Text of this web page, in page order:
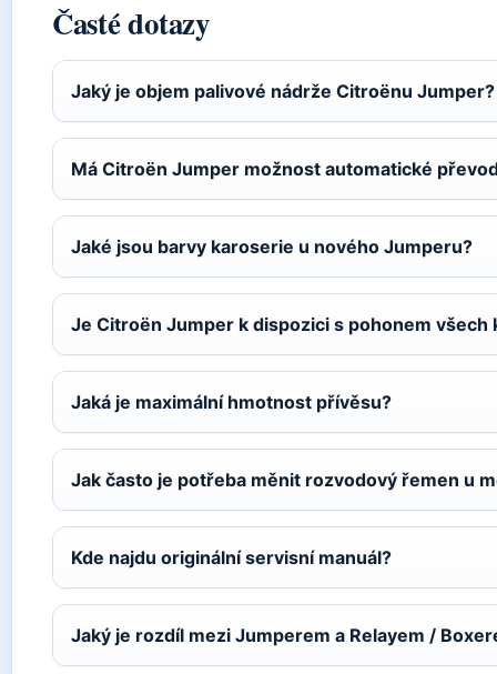
Časté dotazy
Jaký je objem palivové nádrže Citroënu Jumper?
Má Citroën Jumper možnost automatické
Jaké jsou barvy karoserie u nového Jumperu?
Je Citroën Jumper k dispozici s pohonem všech
Jaká je maximální hmotnost přívěsu?
Jak často je potřeba měnit rozvodový řemen u
Kde najdu originální servisní manuál?
Jaký je rozdíl mezi Jumperem a Relayem /